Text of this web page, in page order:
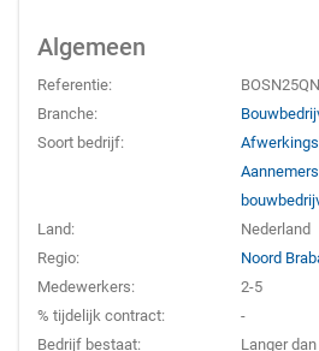
Algemeen
Referentie:
Branche:
Soort bedrijf:
Land:
Nederland
Regio:
Noord
Medewerkers:
2-5
% tijdelijk contract:
-
Bedrijf bestaat:
Langer